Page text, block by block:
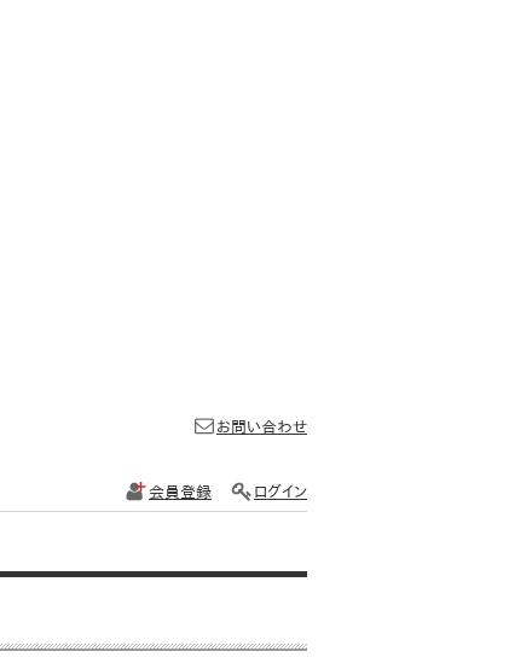
お問い合わせ
会員登録 ログイン